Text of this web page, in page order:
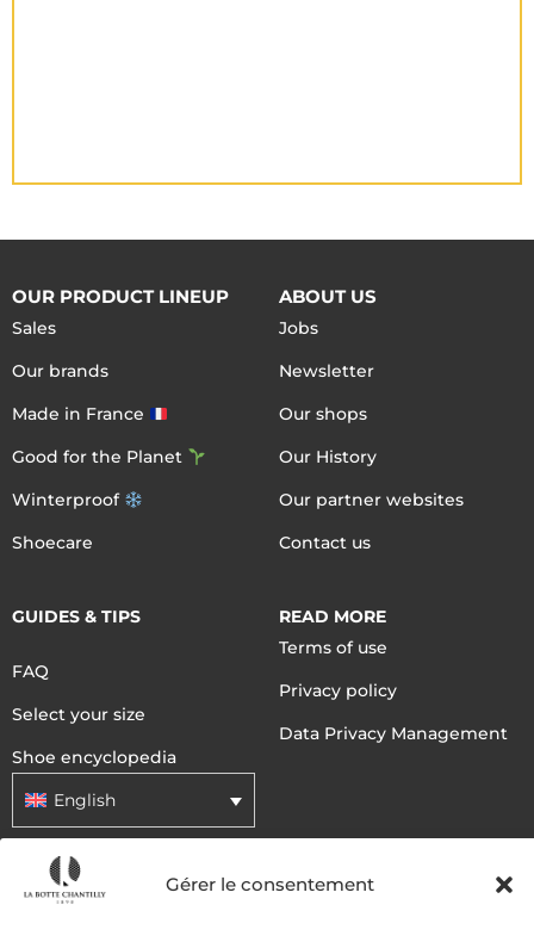
Gérer le consentement
OUR PRODUCT LINEUP
Sales
Our brands
Made in France
Good for the Planet
Winterproof
Shoecare
ABOUT US
Jobs
Newsletter
Our shops
Our History
Our partner websites
Contact us
GUIDES & TIPS
FAQ
Select your size
Shoe encyclopedia
English
READ MORE
Terms of use
Privacy policy
Data Privacy Management
DELIVERY METHODS